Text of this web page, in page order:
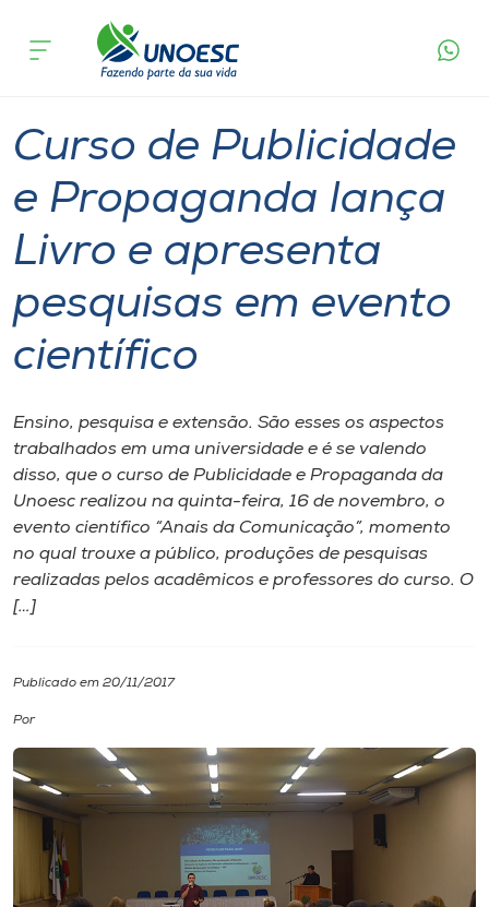
Cursos
Pesquisa
Atendimento ao Estudante
Portal de Ensino
Internacionalização
I.nova
Diplomados
Biblioteca
Editora
acontece
Graduação
Curso de Publicidade
e Propaganda lança
Livro e apresenta
pesquisas em evento
científico
Ensino, pesquisa e extensão. São esses os aspectos
trabalhados em uma universidade e é se valendo
disso, que o curso de Publicidade e Propaganda da
Unoesc realizou na quinta-feira, 16 de novembro, o
evento científico “Anais da Comunicação”, momento
no qual trouxe a público, produções de pesquisas
realizadas pelos acadêmicos e professores do curso. O
[…]
Publicado em 20/11/2017
Por